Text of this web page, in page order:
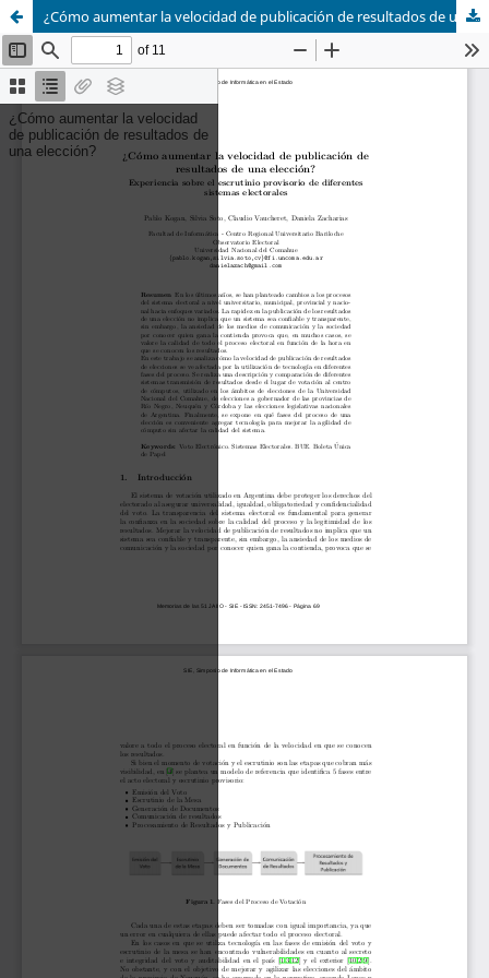
¿Cómo aumentar la velocidad de publicación de resultados de una elección?